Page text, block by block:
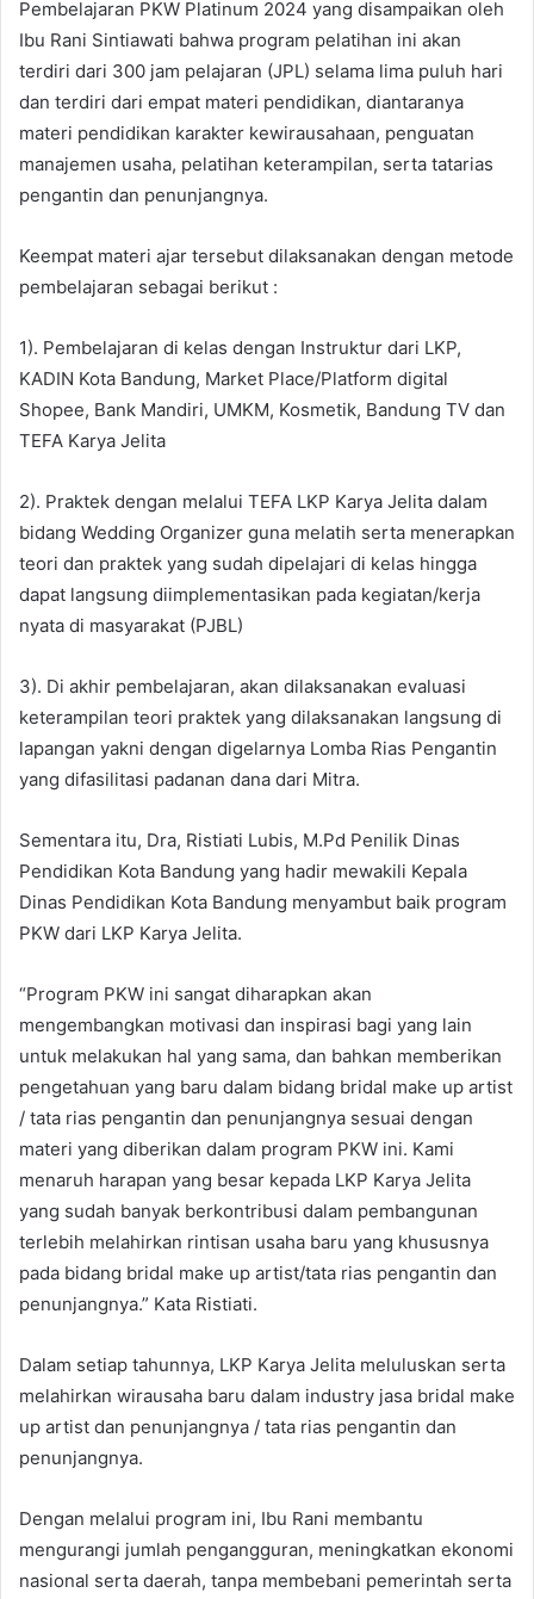
Pembelajaran PKW Platinum 2024 yang disampaikan oleh
Ibu Rani Sintiawati bahwa program pelatihan ini akan
terdiri dari 300 jam pelajaran (JPL) selama lima puluh hari
dan terdiri dari empat materi pendidikan, diantaranya
materi pendidikan karakter kewirausahaan, penguatan
manajemen usaha, pelatihan keterampilan, serta tatarias
pengantin dan penunjangnya.
Keempat materi ajar tersebut dilaksanakan dengan metode
pembelajaran sebagai berikut :
1). Pembelajaran di kelas dengan Instruktur dari LKP,
KADIN Kota Bandung, Market Place/Platform digital
Shopee, Bank Mandiri, UMKM, Kosmetik, Bandung TV dan
TEFA Karya Jelita
2). Praktek dengan melalui TEFA LKP Karya Jelita dalam
bidang Wedding Organizer guna melatih serta menerapkan
teori dan praktek yang sudah dipelajari di kelas hingga
dapat langsung diimplementasikan pada kegiatan/kerja
nyata di masyarakat (PJBL)
3). Di akhir pembelajaran, akan dilaksanakan evaluasi
keterampilan teori praktek yang dilaksanakan langsung di
lapangan yakni dengan digelarnya Lomba Rias Pengantin
yang difasilitasi padanan dana dari Mitra.
Sementara itu, Dra, Ristiati Lubis, M.Pd Penilik Dinas
Pendidikan Kota Bandung yang hadir mewakili Kepala
Dinas Pendidikan Kota Bandung menyambut baik program
PKW dari LKP Karya Jelita.
“Program PKW ini sangat diharapkan akan
mengembangkan motivasi dan inspirasi bagi yang lain
untuk melakukan hal yang sama, dan bahkan memberikan
pengetahuan yang baru dalam bidang bridal make up artist
/ tata rias pengantin dan penunjangnya sesuai dengan
materi yang diberikan dalam program PKW ini. Kami
menaruh harapan yang besar kepada LKP Karya Jelita
yang sudah banyak berkontribusi dalam pembangunan
terlebih melahirkan rintisan usaha baru yang khususnya
pada bidang bridal make up artist/tata rias pengantin dan
penunjangnya.” Kata Ristiati.
Dalam setiap tahunnya, LKP Karya Jelita meluluskan serta
melahirkan wirausaha baru dalam industry jasa bridal make
up artist dan penunjangnya / tata rias pengantin dan
penunjangnya.
Dengan melalui program ini, Ibu Rani membantu
mengurangi jumlah pengangguran, meningkatkan ekonomi
nasional serta daerah, tanpa membebani pemerintah serta